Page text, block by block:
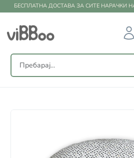
БЕСПЛАТНА ДОСТАВА ЗА СИТЕ НАРАЧКИ